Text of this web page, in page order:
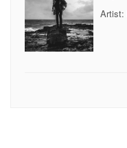
Artist: